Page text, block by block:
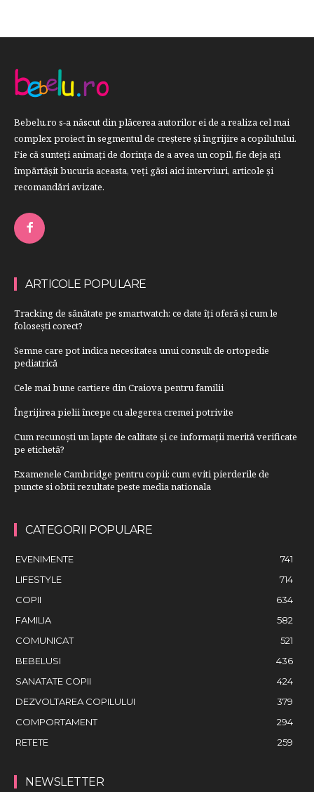
Bebelu.ro s-a născut din plăcerea autorilor ei de a realiza cel mai
complex proiect în segmentul de creştere şi îngrijire a copilulului.
Fie că sunteţi animaţi de dorinţa de a avea un copil, fie deja aţi
împărtăşit bucuria aceasta, veți găsi aici interviuri, articole şi
recomandări avizate.
ARTICOLE POPULARE
Tracking de sănătate pe smartwatch: ce date îți oferă și cum le
folosești corect?
Semne care pot indica necesitatea unui consult de ortopedie
pediatrică
Cele mai bune cartiere din Craiova pentru familii
Îngrijirea pielii începe cu alegerea cremei potrivite
Cum recunoști un lapte de calitate și ce informații merită verificate
pe etichetă?
Examenele Cambridge pentru copii: cum eviti pierderile de
puncte si obtii rezultate peste media nationala
CATEGORII POPULARE
EVENIMENTE
741
LIFESTYLE
714
COPII
634
FAMILIA
582
COMUNICAT
521
BEBELUSI
436
SANATATE COPII
424
DEZVOLTAREA COPILULUI
379
COMPORTAMENT
294
RETETE
259
NEWSLETTER